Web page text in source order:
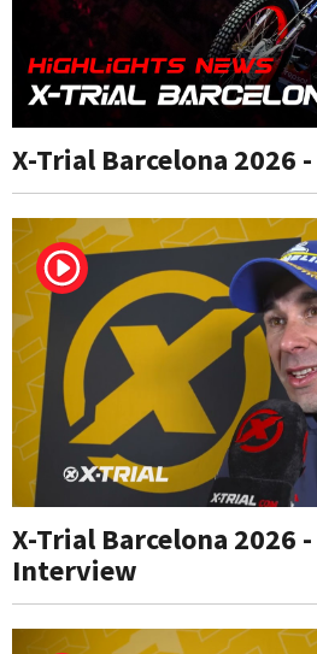
X-Trial Barcelona 2026
X-Trial Barcelona 2026
Interview